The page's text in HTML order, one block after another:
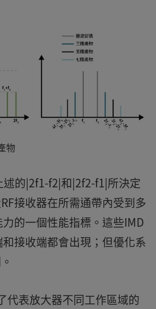
物
述的|2f1-f2|和|2f2-f1|所決定
接收器在所需通帶內受到多
的一個性能指標。這些IMD
接收端都會出現；但優化系
代表放大器不同工作區域的